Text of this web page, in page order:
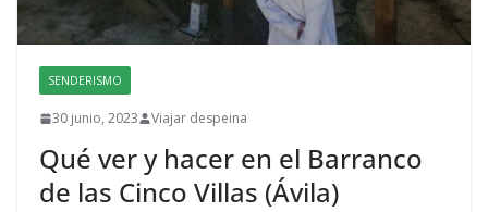
SENDERISMO
30 junio, 2023 Viajar despeina
Qué ver y hacer en el Barranco
de las Cinco Villas (Ávila)